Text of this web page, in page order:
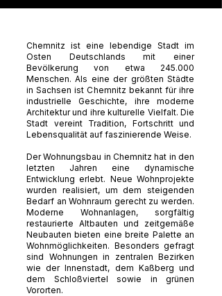
Chemnitz ist eine lebendige Stadt im
Osten Deutschlands mit einer
Bevölkerung von etwa 245.000
Menschen. Als eine der größten Städte
in Sachsen ist Chemnitz bekannt für ihre
industrielle Geschichte, ihre moderne
Architektur und ihre kulturelle Vielfalt. Die
Stadt vereint Tradition, Fortschritt und
Lebensqualität auf faszinierende Weise.
Der Wohnungsbau in Chemnitz hat in den
letzten Jahren eine dynamische
Entwicklung erlebt. Neue Wohnprojekte
wurden realisiert, um dem steigenden
Bedarf an Wohnraum gerecht zu werden.
Moderne Wohnanlagen, sorgfältig
restaurierte Altbauten und zeitgemäße
Neubauten bieten eine breite Palette an
Wohnmöglichkeiten. Besonders gefragt
sind Wohnungen in zentralen Bezirken
wie der Innenstadt, dem Kaßberg und
dem Schloßviertel sowie in grünen
Vororten.